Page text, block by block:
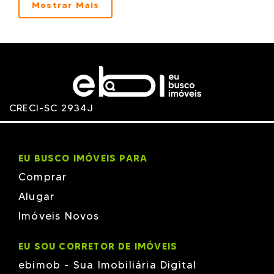
Montgomery
Moratta
RAISER
RV
Schama
Schmitz
Silva Packer
Tatacon
TH
Vieira & Moresco
ZANELLA
Mostrar Mais
CRECI-SC 2934J
EU BUSCO IMÓVEIS PARA
Comprar
Alugar
Imóveis Novos
EU SOU CORRETOR DE IMÓVEIS
ebimob - Sua Imobiliária Digital